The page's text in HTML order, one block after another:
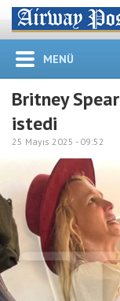
MENÜ
Britney
istedi
25 Mayıs 2025 - 09:52